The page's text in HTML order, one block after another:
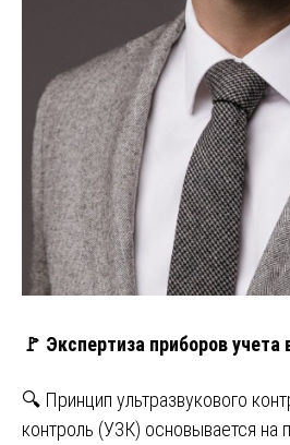
🚩 Экспертиза приборов учета
🔍 Принцип ультразвукового
контроль (УЗК) основывается на